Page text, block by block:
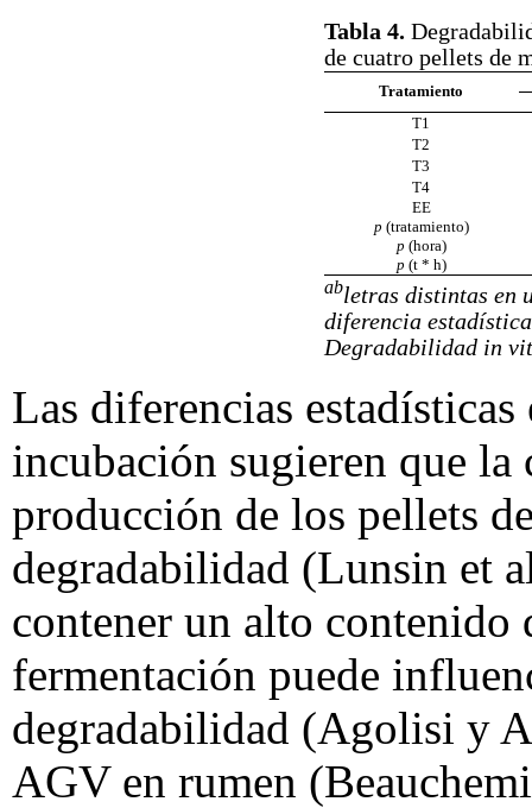
Tabla 4.
de cuatro pellets de
Tratamiento
T1
T2
T3
T4
EE
p (tratamiento)
p (hora)
p (t * h)
abletras distintas en
diferencia
Degradabilidad in
Las diferencias
incubación sugieren que
producción de los pellets
degradabilidad (Lunsin et
contener un alto contenido
fermentación puede
degradabilidad (Agolisi y
AGV en rumen